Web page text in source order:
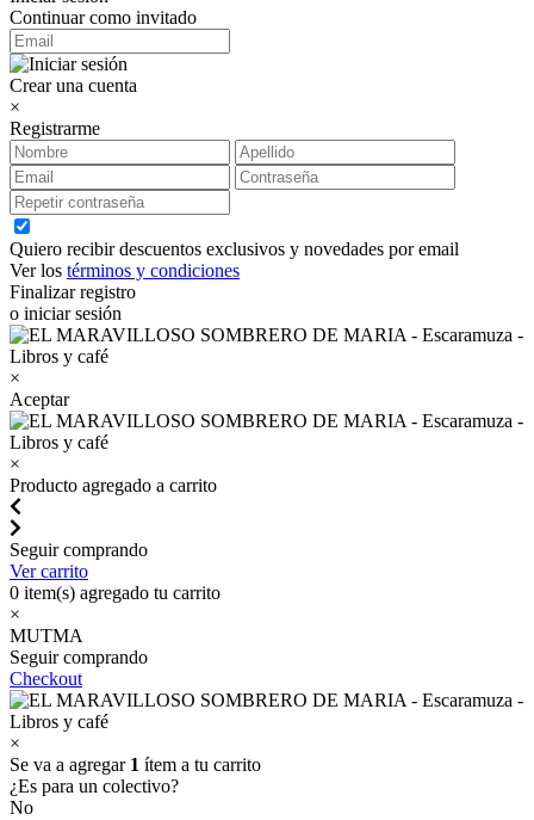
Continuar como invitado
Crear una cuenta
×
Registrarme
Quiero recibir descuentos exclusivos y novedades por email
Ver los términos y condiciones
Finalizar registro
o iniciar sesión
×
Aceptar
×
Producto agregado a carrito
Seguir comprando
Ver carrito
0 item(s) agregado tu carrito
×
MUTMA
Seguir comprando
Checkout
×
Se va a agregar 1 ítem a tu carrito
¿Es para un colectivo?
No